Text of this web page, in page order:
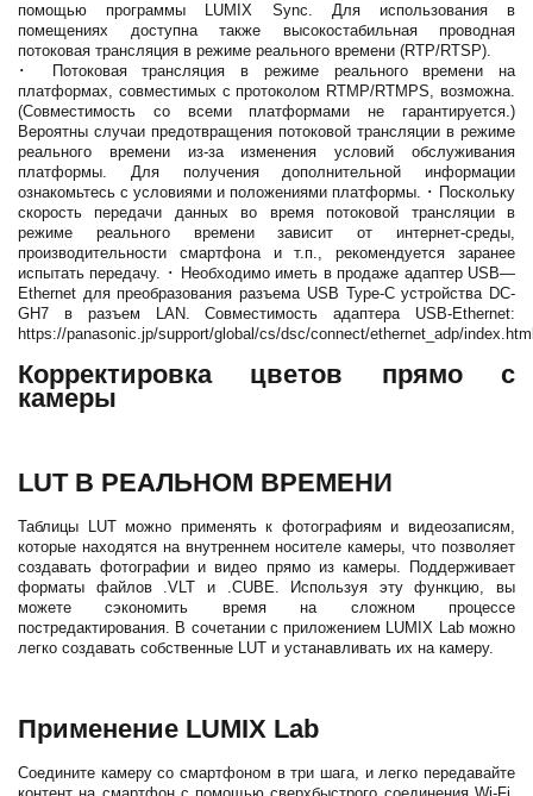
помощью программы LUMIX Sync. Для использования в
помещениях доступна также высокостабильная проводная
потоковая трансляция в режиме реального времени (RTP/RTSP).
･ Потоковая трансляция в режиме реального времени на
платформах, совместимых с протоколом RTMP/RTMPS, возможна.
(Совместимость со всеми платформами не гарантируется.)
Вероятны случаи предотвращения потоковой трансляции в режиме
реального времени из-за изменения условий обслуживания
платформы. Для получения дополнительной информации
ознакомьтесь с условиями и положениями платформы. ･ Поскольку
скорость передачи данных во время потоковой трансляции в
режиме реального времени зависит от интернет-среды,
производительности смартфона и т.п., рекомендуется заранее
испытать передачу. ･ Необходимо иметь в продаже адаптер USB—
Ethernet для преобразования разъема USB Type-C устройства DC-
GH7 в разъем LAN. Совместимость адаптера USB-Ethernet:
https://panasonic.jp/support/global/cs/dsc/connect/ethernet_adp/
Корректировка цветов прямо с
камеры
LUT В РЕАЛЬНОМ ВРЕМЕНИ
Таблицы LUT можно применять к фотографиям и видеозаписям,
которые находятся на внутреннем носителе камеры, что позволяет
создавать фотографии и видео прямо из камеры. Поддерживает
форматы файлов .VLT и .CUBE. Используя эту функцию, вы
можете сэкономить время на сложном процессе
постредактирования. В сочетании с приложением LUMIX Lab можно
легко создавать собственные LUT и устанавливать их на камеру.
Применение LUMIX Lab
Соедините камеру со смартфоном в три шага, и легко передавайте